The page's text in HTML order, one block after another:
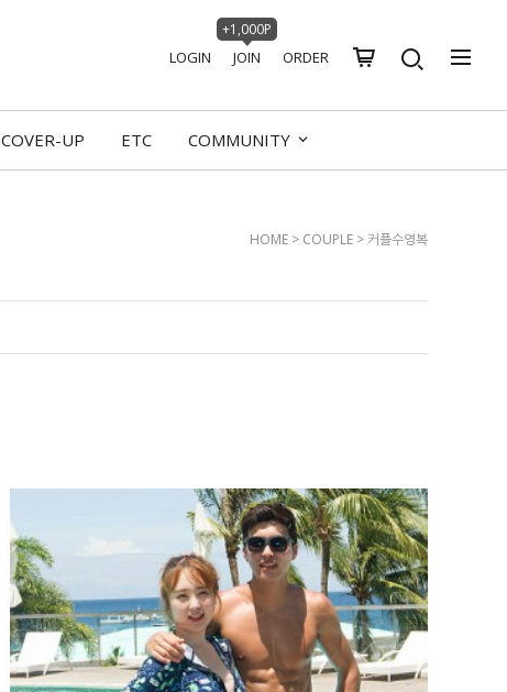
LOGIN JOIN
+1,000P
ORDER
COVER-UP ETC COMMUNITY
HOME > COUPLE > 커플수영복